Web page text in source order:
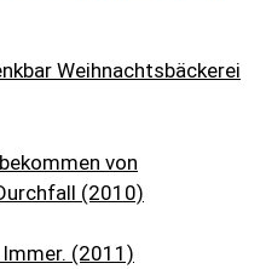
Weihnachtsbäckerei
von
(2010)
Immer. (2011)